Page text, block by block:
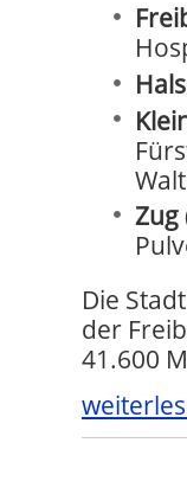
Zug
Die
der
41.600